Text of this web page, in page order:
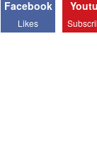
Facebook
Likes